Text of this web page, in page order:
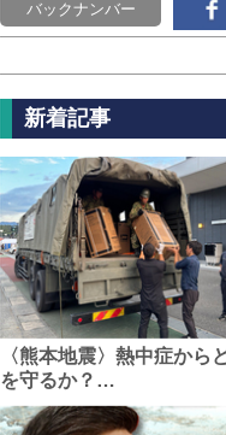
バックナンバー
新着記事
〈熊本地震〉熱中症から
を守るか？…